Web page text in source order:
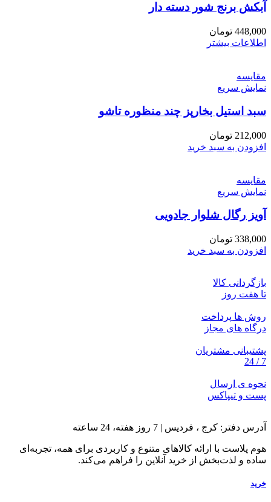
آبکش برنج شور دسته دار
448,000 تومان
اطلاعات بیشتر
مقايسه
نمایش سریع
سبد استیل بخارپز چند منظوره تاشو
212,000 تومان
افزودن به سبد خرید
مقايسه
نمایش سریع
آویز رگال شلوار جادویی
338,000 تومان
افزودن به سبد خرید
بازگردانی کالا
تا هفت روز
روش ها پرداخت
درگاه های مجاز
پشتیبانی مشتریان
7 / 24
نحوه ی ارسال
پست و تیپاکس
آدرس دفتر: کرج ، فردیس | 7 روز هفته، 24 ساعته
هوم پلاست با ارائه کالاهای متنوع و کاربردی برای همه، تجربه‌ای
ساده و لذت‌بخش از خرید آنلاین را فراهم می‌کند.
خرید